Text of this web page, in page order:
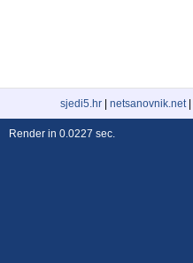
sjedi5.hr netsanovnik.net|
Render in 0.0227 sec.